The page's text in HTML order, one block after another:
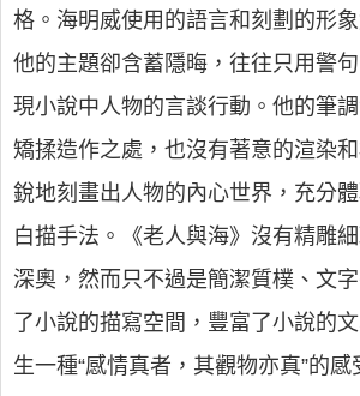
格。海明威使用的語言和刻劃的形
他的主題卻含蓄隱晦，往往只用警
現小說中人物的言談行動。他的筆
矯揉造作之處，也沒有著意的渲染
銳地刻畫出人物的內心世界，充分
白描手法。《老人與海》沒有精雕
深奧，然而只不過是簡潔質樸、文
了小說的描寫空間，豐富了小說的
生一種“感情真者，其觀物亦真”的